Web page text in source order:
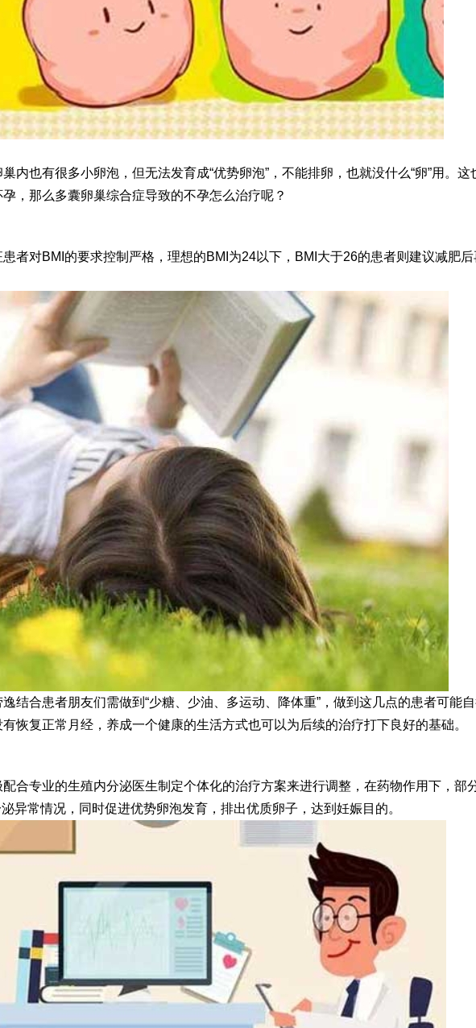
内也有很多小卵泡，但无法发育成“优势卵泡”，不能排卵，也就没什么“卵”用。这
，那么多囊卵巢综合症导致的不孕怎么治疗呢？
者对BMI的要求控制严格，理想的BMI为24以下，BMI大于26的患者则建议减肥
结合患者朋友们需做到“少糖、少油、多运动、降体重”，做到这几点的患者可能
恢复正常月经，养成一个健康的生活方式也可以为后续的治疗打下良好的基础。
合专业的生殖内分泌医生制定个体化的治疗方案来进行调整，在药物作用下，部
异常情况，同时促进优势卵泡发育，排出优质卵子，达到妊娠目的。